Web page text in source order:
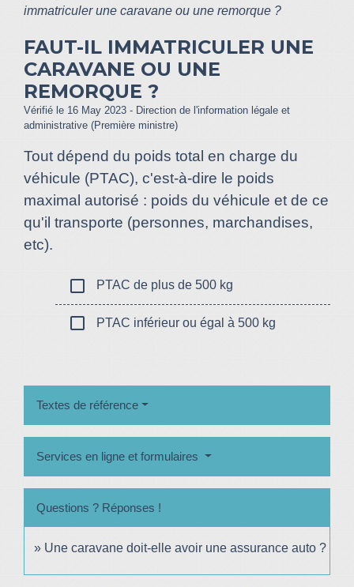
immatriculer une caravane ou une remorque ?
FAUT-IL IMMATRICULER UNE
CARAVANE OU UNE
REMORQUE ?
Vérifié le 16 May 2023 - Direction de l'information légale et
administrative (Première ministre)
Tout dépend du poids total en charge du
véhicule (PTAC), c'est-à-dire le poids
maximal autorisé : poids du véhicule et de ce
qu'il transporte (personnes, marchandises,
etc).
check_box_outline_blank PTAC de plus de 500 kg
check_box_outline_blank PTAC inférieur ou égal à 500 kg
Textes de référence
Services en ligne et formulaires
Questions ? Réponses !
Une caravane doit-elle avoir une assurance auto ?